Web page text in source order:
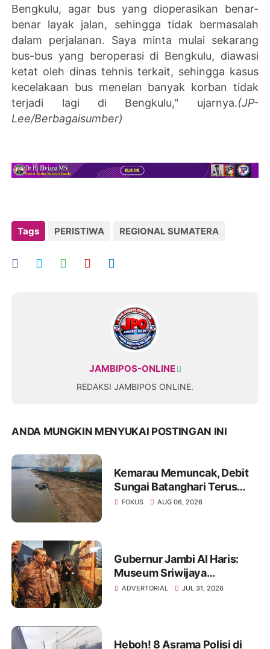
Bengkulu, agar bus yang dioperasikan benar-
benar layak jalan, sehingga tidak bermasalah
dalam perjalanan. Saya minta mulai sekarang
bus-bus yang beroperasi di Bengkulu, diawasi
ketat oleh dinas tehnis terkait, sehingga kasus
kecelakaan bus menelan banyak korban tidak
terjadi lagi di Bengkulu," ujarnya.(JP-
Lee/Berbagaisumber)
Tags PERISTIWA REGIONAL SUMATERA
JAMBIPOS-ONLINE
REDAKSI JAMBIPOS ONLINE.
ANDA MUNGKIN MENYUKAI POSTINGAN INI
Kemarau Memuncak, Debit
Sungai Batanghari Terus
Menyusut, Jambi Hadapi
FOKUS AUG 06, 2026
Gubernur Jambi Al Haris:
Museum Sriwijaya
Dharmakirti Rekam Jejak
ADVERTORIAL JUL 31, 2026
Heboh! 8 Asrama Polisi di